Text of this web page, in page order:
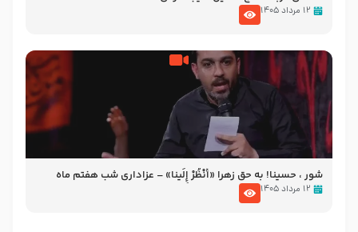
۱۲ مرداد ۱۴۰۵
شور ، حسینا! به‌ حق زهرا «أُنْظُرْ إِلَینا» – عزاداری شب هفتم ماه
محرّم 1405
۱۲ مرداد ۱۴۰۵